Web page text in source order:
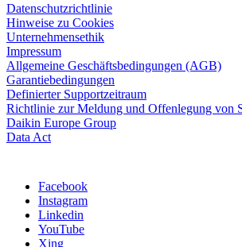
Datenschutzrichtlinie
Hinweise zu Cookies
Unternehmensethik
Impressum
Allgemeine Geschäftsbedingungen (AGB)
Garantiebedingungen
Definierter Supportzeitraum
Richtlinie zur Meldung und Offenlegung von
Daikin Europe Group
Data Act
Facebook
Instagram
Linkedin
YouTube
Xing